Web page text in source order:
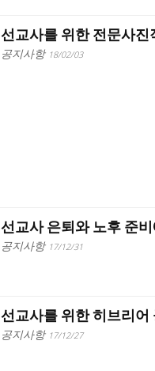
선교사를 위한 전문사진
공지사항 18/02/03
선교사 은퇴와 노후 준
공지사항 17/12/31
선교사를 위한 히브리어
공지사항 17/12/27